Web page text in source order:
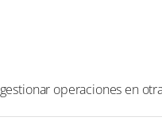
operaciones en